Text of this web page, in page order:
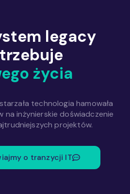
legacy
życia
technologia hamowała
na inżynierskie doświadczenie
projektów.
o tranzycji IT